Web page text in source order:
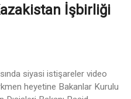
İşbirliği
siyasi istişareler video
heyetine Bakanlar Kurulu